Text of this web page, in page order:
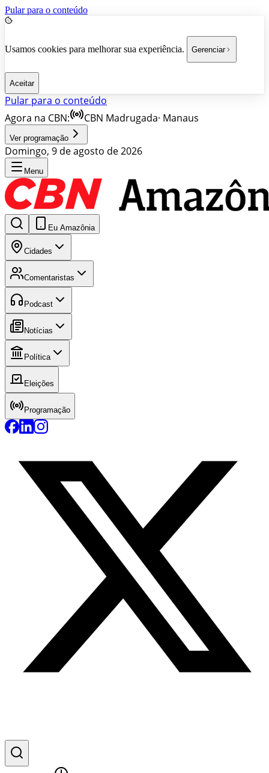
Pular para o conteúdo
Usamos cookies para melhorar sua experiência. Gerenciar
Aceitar
Pular para o conteúdo
Agora na CBN:
CBN Madrugada· Manaus
Ver programação
Domingo, 9 de agosto de 2026
Menu
Eu Amazônia
Cidades
Comentaristas
Podcast
Notícias
Política
Eleições
Programação